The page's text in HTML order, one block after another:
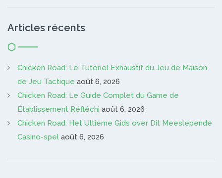
Articles récents
Chicken Road: Le Tutoriel Exhaustif du Jeu de Maison
de Jeu Tactique août 6, 2026
Chicken Road: Le Guide Complet du Game de
Établissement Réfléchi août 6, 2026
Chicken Road: Het Ultieme Gids over Dit Meeslepende
Casino-spel août 6, 2026